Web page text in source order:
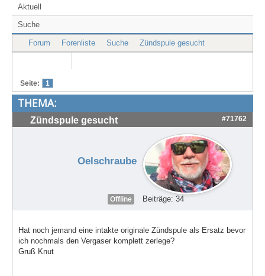
Technik
Forum
Treffen & Touren
Suche
Aktuell
Suche
Forum Forenliste Suche Zündspule gesucht
Seite: 1
THEMA:
Zündspule gesucht #71762
Oelschraube
Offline Beiträge: 34
Hat noch jemand eine intakte originale Zündspule als Ersatz bevor
ich nochmals den Vergaser komplett zerlege?
Gruß Knut